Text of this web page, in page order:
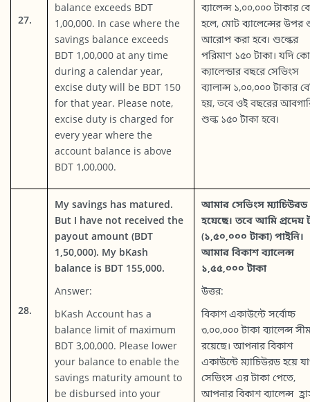
27.
balance exceeds BDT
1,00,000. In case where the
savings balance exceeds
BDT 1,00,000 at any time
during a calendar year,
excise duty will be BDT 150
for that year. Please note,
excise duty is charged for
every year where the
account balance is above
BDT 1,00,000.
ব্যালেন্স ১,০০,০০০ টাকার
হলে, মোট ব্যালেন্সের উপর
আরোপ করা হবে। শুল্কের
পরিমাণ ১৫০ টাকা। যদি
ক্যালেন্ডার বছরে সেভিংস
ব্যালান্স ১,০০,০০০ টাকার
হয়, তবে ওই বছরের
শুল্ক ১৫০ টাকা হবে।
28.
My savings has matured.
But I have not received the
payout amount (BDT
1,50,000). My bKash
balance is BDT 155,000.
Answer:
bKash Account has a
balance limit of maximum
BDT 3,00,000. Please lower
your balance to enable the
savings maturity amount to
be disbursed into your
আমার সেভিংস ম্যাচিউরড
হয়েছে। তবে আমি প্রদেয়
(১,৫০,০০০ টাকা) পাইনি।
আমার বিকাশ ব্যালেন্স
১,৫৫,০০০ টাকা
উত্তর:
বিকাশ একাউন্টে সর্বোচ্চ
৩,০০,০০০ টাকা ব্যালেন্স
রয়েছে। আপনার বিকাশ
একাউন্টে ম্যাচিউরড হয়ে
সেভিংস এর টাকা পেতে,
আপনার বিকাশ ব্যালেন্স